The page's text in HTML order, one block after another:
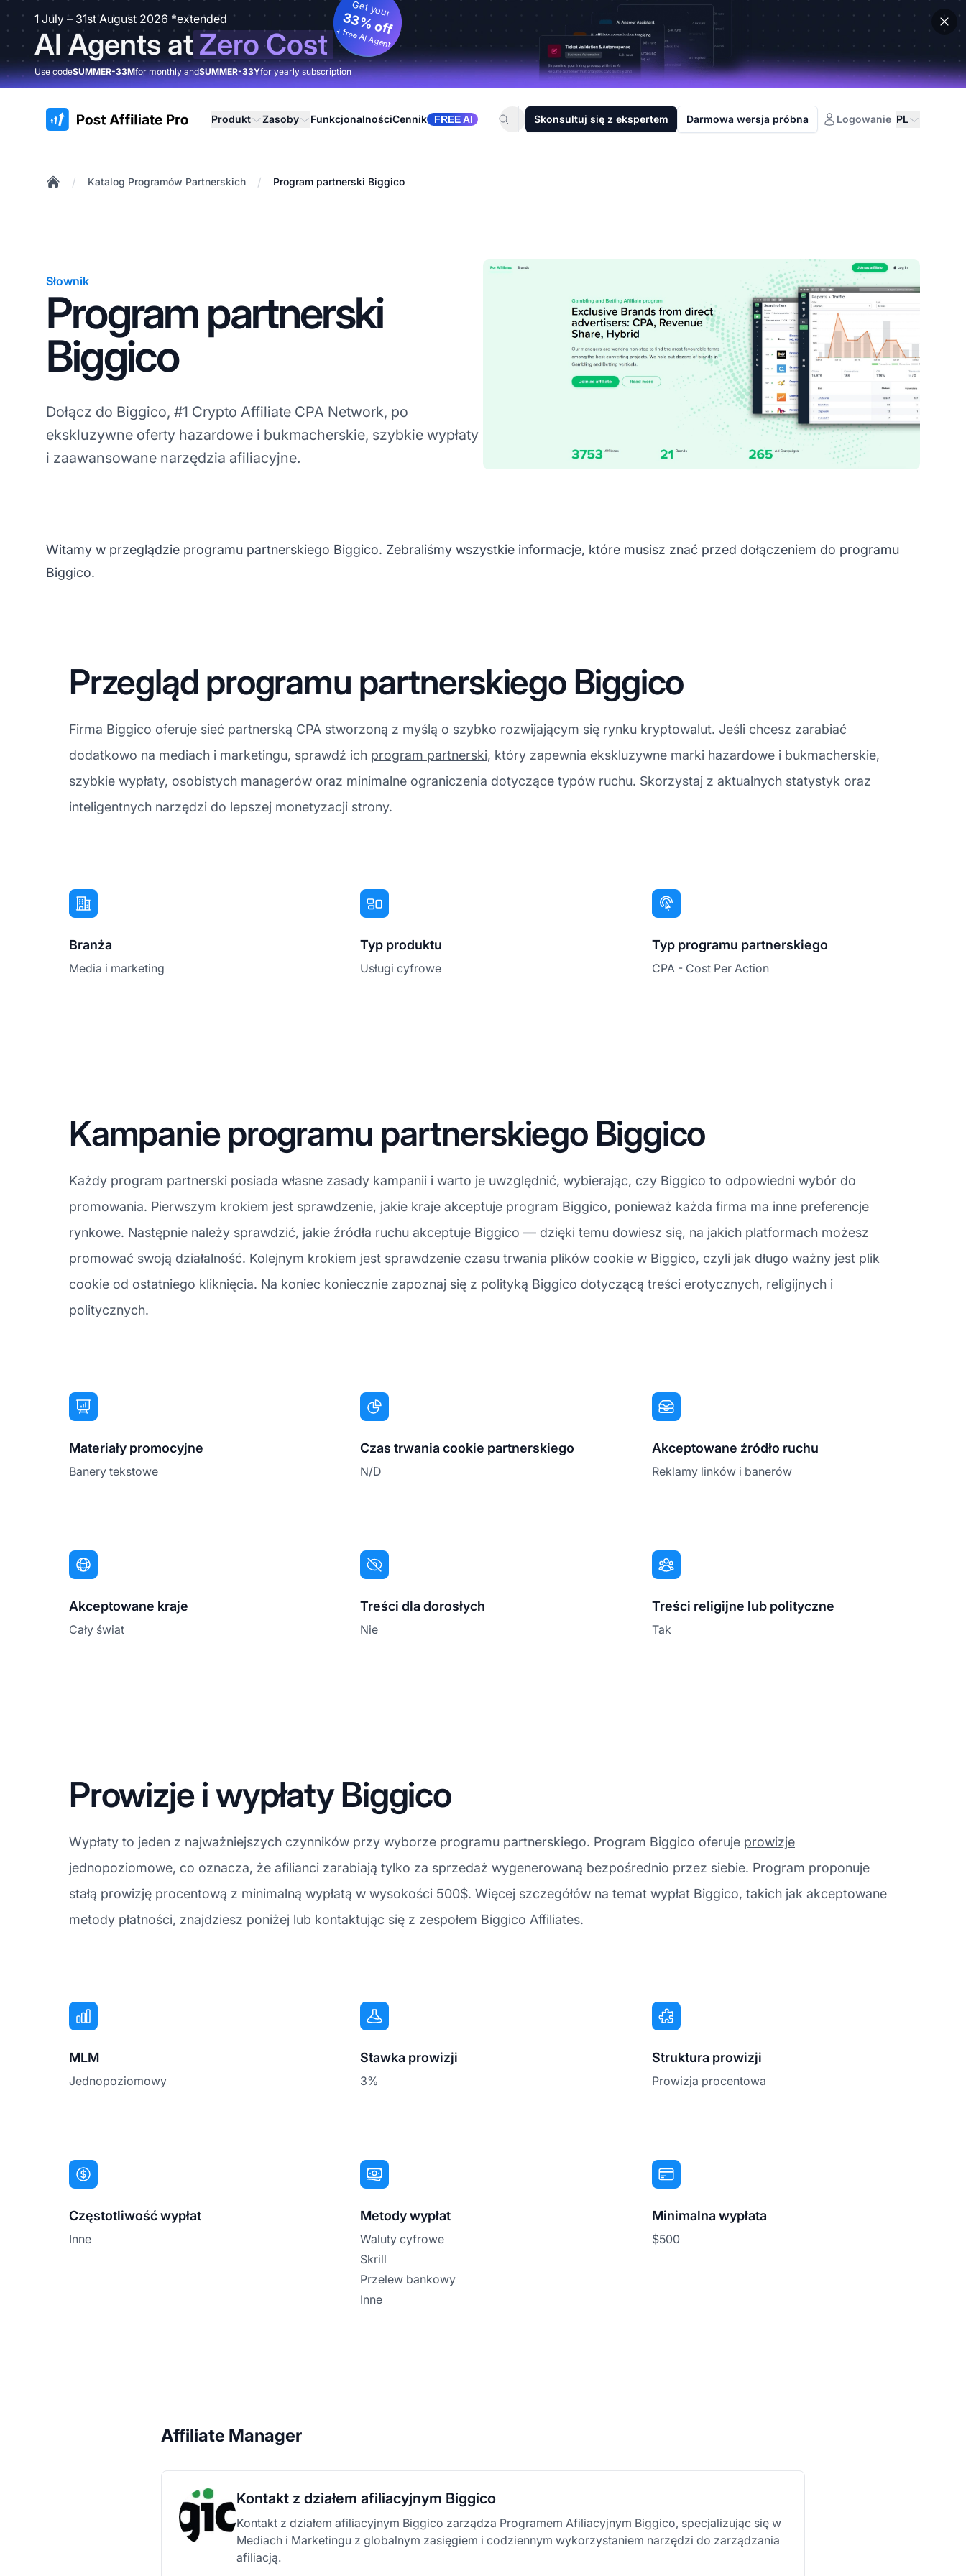
1 July – 31st August 2026 *extended
AI Agents atZero Cost
Get your
33% off
+ free AI Agent
Use codeSUMMER-33Mfor monthly andSUMMER-33Yfor yearly subscription
:site.title Produkt Zasoby FunkcjonalnościCennik FREE AI Skonsultuj się z ekspertem Darmowa wersja próbna Logowanie PL
/ Katalog Programów Partnerskich / Program partnerski Biggico
Słownik
Program partnerski
Biggico
Dołącz do Biggico, #1 Crypto Affiliate CPA Network, po
ekskluzywne oferty hazardowe i bukmacherskie, szybkie wypłaty
i zaawansowane narzędzia afiliacyjne.
Witamy w przeglądzie programu partnerskiego Biggico. Zebraliśmy wszystkie informacje, które musisz znać przed dołączeniem do programu
Biggico.
Przegląd programu partnerskiego Biggico
Firma Biggico oferuje sieć partnerską CPA stworzoną z myślą o szybko rozwijającym się rynku kryptowalut. Jeśli chcesz zarabiać
dodatkowo na mediach i marketingu, sprawdź ich program partnerski, który zapewnia ekskluzywne marki hazardowe i bukmacherskie,
szybkie wypłaty, osobistych managerów oraz minimalne ograniczenia dotyczące typów ruchu. Skorzystaj z aktualnych statystyk oraz
inteligentnych narzędzi do lepszej monetyzacji strony.
Branża
Media i marketing
Typ produktu
Usługi cyfrowe
Typ programu partnerskiego
CPA - Cost Per Action
Kampanie programu partnerskiego Biggico
Każdy program partnerski posiada własne zasady kampanii i warto je uwzględnić, wybierając, czy Biggico to odpowiedni wybór do
promowania. Pierwszym krokiem jest sprawdzenie, jakie kraje akceptuje program Biggico, ponieważ każda firma ma inne preferencje
rynkowe. Następnie należy sprawdzić, jakie źródła ruchu akceptuje Biggico — dzięki temu dowiesz się, na jakich platformach możesz
promować swoją działalność. Kolejnym krokiem jest sprawdzenie czasu trwania plików cookie w Biggico, czyli jak długo ważny jest plik
cookie od ostatniego kliknięcia. Na koniec koniecznie zapoznaj się z polityką Biggico dotyczącą treści erotycznych, religijnych i
politycznych.
Materiały promocyjne
Banery tekstowe
Czas trwania cookie partnerskiego
N/D
Akceptowane źródło ruchu
Reklamy linków i banerów
Akceptowane kraje
Cały świat
Treści dla dorosłych
Nie
Treści religijne lub polityczne
Tak
Prowizje i wypłaty Biggico
Wypłaty to jeden z najważniejszych czynników przy wyborze programu partnerskiego. Program Biggico oferuje prowizje
jednopoziomowe, co oznacza, że afilianci zarabiają tylko za sprzedaż wygenerowaną bezpośrednio przez siebie. Program proponuje
stałą prowizję procentową z minimalną wypłatą w wysokości 500$. Więcej szczegółów na temat wypłat Biggico, takich jak akceptowane
metody płatności, znajdziesz poniżej lub kontaktując się z zespołem Biggico Affiliates.
MLM
Jednopoziomowy
Stawka prowizji
3%
Struktura prowizji
Prowizja procentowa
Częstotliwość wypłat
Inne
Metody wypłat
Waluty cyfrowe
Skrill
Przelew bankowy
Inne
Minimalna wypłata
$500
Affiliate Manager
Kontakt z działem afiliacyjnym Biggico
Kontakt z działem afiliacyjnym Biggico zarządza Programem Afiliacyjnym Biggico, specjalizując się w
Mediach i Marketingu z globalnym zasięgiem i codziennym wykorzystaniem narzędzi do zarządzania
afiliacją.